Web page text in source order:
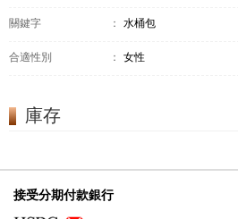
關鍵字 ： 水桶包
合適性別 ： 女性
庫存
接受分期付款銀行